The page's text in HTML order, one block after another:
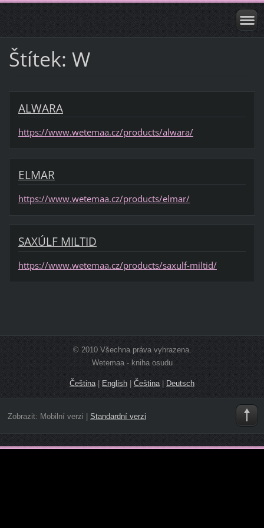
Štítek: W
ALWARA
https://www.wetemaa.cz/products/alwara/
ELMAR
https://www.wetemaa.cz/products/elmar/
SAXÚLF MILTID
https://www.wetemaa.cz/products/saxulf-miltid/
© 2010 Všechna práva vyhrazena.
Wetemaa - kniha osudu
Čeština| English Čeština| Deutsch
Zobrazit: Mobilní verzi | Standardní verzi